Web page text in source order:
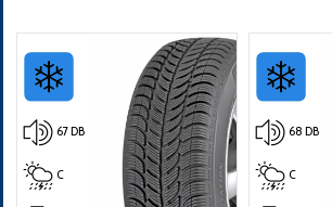
67 DB
C
68 DB
C